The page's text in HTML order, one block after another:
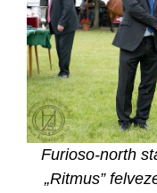
Furioso-north
„Ritmus”